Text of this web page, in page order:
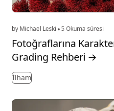
by Michael Leski 5 Okuma süresi
Fotoğraflarına
Grading Rehberi →
İlham